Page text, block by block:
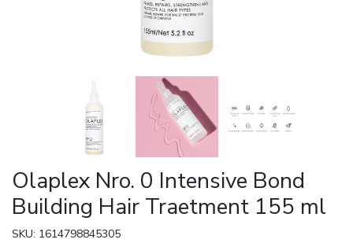
Olaplex Nro. 0 Intensive Bond
Building Hair Traetment 155 ml
SKU: 1614798845305